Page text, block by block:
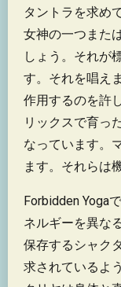
タントラを求め
女神の一つまた
しょう。それが
す。それを唱え
作用するのを許
リックスで育っ
なっています。
ます。それらは
Forbidden Yoga
ネルギーを異な
保存するシャク
求されているよ